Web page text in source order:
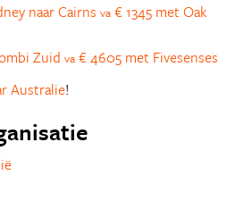
naar Cairns va € 1345 met Oak
Zuid va € 4605 met Fivesenses
Australie!